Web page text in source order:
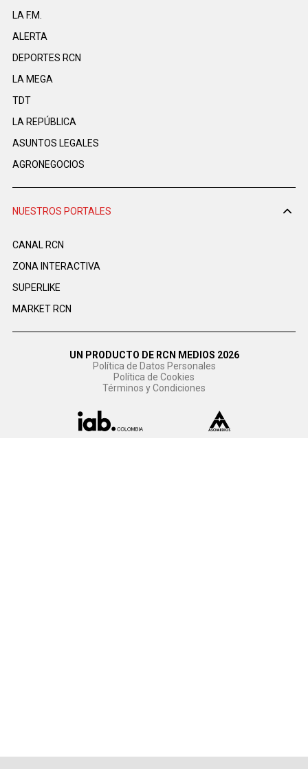
LA F.M.
ALERTA
DEPORTES RCN
LA MEGA
TDT
LA REPÚBLICA
ASUNTOS LEGALES
AGRONEGOCIOS
NUESTROS PORTALES
CANAL RCN
ZONA INTERACTIVA
SUPERLIKE
MARKET RCN
UN PRODUCTO DE RCN MEDIOS 2026
Política de Datos Personales
Política de Cookies
Términos y Condiciones